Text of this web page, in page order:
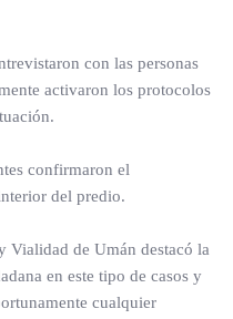
con las personas
activaron los protocolos
confirmaron el
del predio.
Vialidad de Umán destacó la
en este tipo de casos y
cualquier